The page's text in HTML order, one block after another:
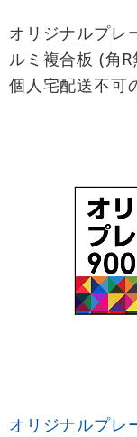
オリジナルプ
ルミ複合板 (角
個人宅配送不可
オリジナルプ